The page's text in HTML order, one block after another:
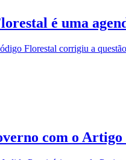
é uma
Florestal corrigiu a
com o Artigo